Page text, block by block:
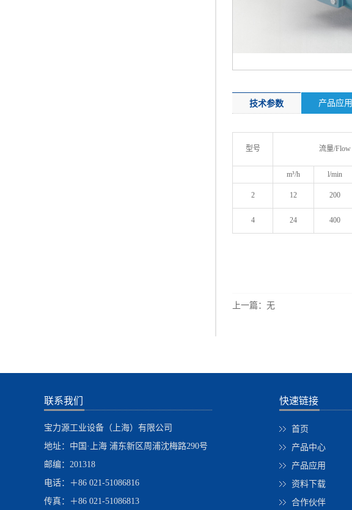
技术参数 产品应用
型号 流量/Flow
m³/h
l/min
2 12 200
4 24 400
上一篇：无
联系我们
宝力源工业设备（上海）有限公司
地址：中国·上海 浦东新区周浦沈梅路290号
邮编：201318
电话：＋86 021-51086816
传真：＋86 021-51086813
快速链接
首页
产品中心
产品应用
资料下载
合作伙伴